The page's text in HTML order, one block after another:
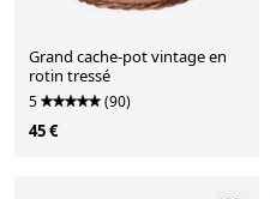
Grand cache-pot vintage en
rotin tressé
5 (90)
45 €